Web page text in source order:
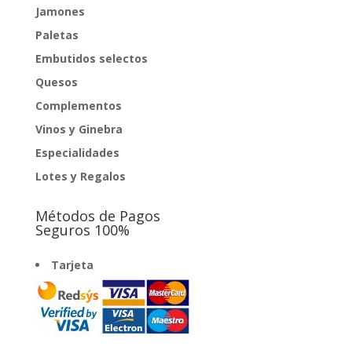
Jamones
Paletas
Embutidos selectos
Quesos
Complementos
Vinos y Ginebra
Especialidades
Lotes y Regalos
Métodos de Pagos
Seguros 100%
Tarjeta